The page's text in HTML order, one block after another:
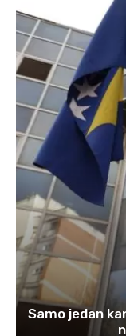
Samo jedan